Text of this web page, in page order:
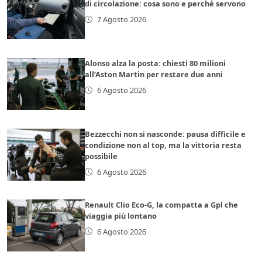
di circolazione: cosa sono e perché servono
7 Agosto 2026
Alonso alza la posta: chiesti 80 milioni
all’Aston Martin per restare due anni
6 Agosto 2026
Bezzecchi non si nasconde: pausa difficile e
condizione non al top, ma la vittoria resta
possibile
6 Agosto 2026
Renault Clio Eco-G, la compatta a Gpl che
viaggia più lontano
6 Agosto 2026